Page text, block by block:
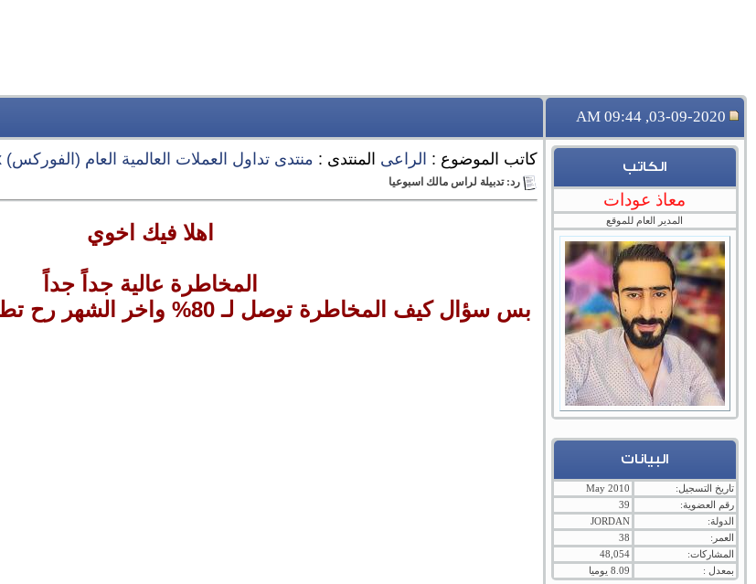
03-09-2020, 09:44 AM
الكاتب
معاذ عودات
المدير العام للموقع
البيانات
تاريخ التسجيل:
May 2010
رقم العضوية:
39
الدولة:
JORDAN
العمر:
38
المشاركات:
48,054
بمعدل :
8.09 يوميا
كاتب الموضوع : الراعى المنتدى : منتدى تداول العملات العالمية العام (الفوركس) Forex
رد: تدبيلة لراس مالك اسبوعيا
اهلا فيك اخوي
المخاطرة عالية جداً جداً
بس سؤال كيف المخاطرة توصل لـ 80% واخر الشهر رح تطلع ربحان او براس مالك ؟